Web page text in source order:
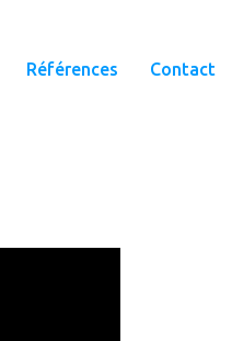
Références Contact